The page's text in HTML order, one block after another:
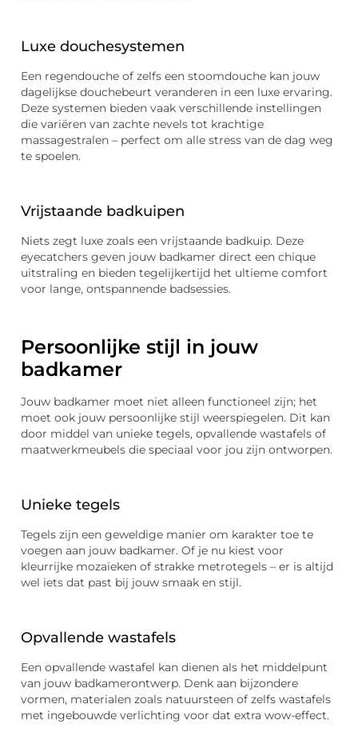
Luxe douchesystemen
Een regendouche of zelfs een stoomdouche kan jouw
dagelijkse douchebeurt veranderen in een luxe ervaring.
Deze systemen bieden vaak verschillende instellingen
die variëren van zachte nevels tot krachtige
massagestralen – perfect om alle stress van de dag weg
te spoelen.
Vrijstaande badkuipen
Niets zegt luxe zoals een vrijstaande badkuip. Deze
eyecatchers geven jouw badkamer direct een chique
uitstraling en bieden tegelijkertijd het ultieme comfort
voor lange, ontspannende badsessies.
Persoonlijke stijl in jouw
badkamer
Jouw badkamer moet niet alleen functioneel zijn; het
moet ook jouw persoonlijke stijl weerspiegelen. Dit kan
door middel van unieke tegels, opvallende wastafels of
maatwerkmeubels die speciaal voor jou zijn ontworpen.
Unieke tegels
Tegels zijn een geweldige manier om karakter toe te
voegen aan jouw badkamer. Of je nu kiest voor
kleurrijke mozaïeken of strakke metrotegels – er is altijd
wel iets dat past bij jouw smaak en stijl.
Opvallende wastafels
Een opvallende wastafel kan dienen als het middelpunt
van jouw badkamerontwerp. Denk aan bijzondere
vormen, materialen zoals natuursteen of zelfs wastafels
met ingebouwde verlichting voor dat extra wow-effect.